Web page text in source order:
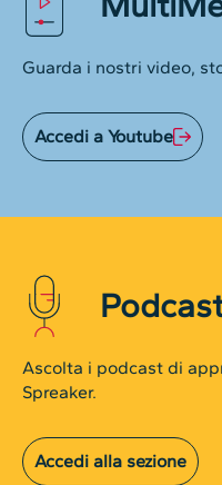
Guarda i nostri video,
Accedi a Youtube
Ascolta i podcast di
Spreaker.
Accedi alla sezione